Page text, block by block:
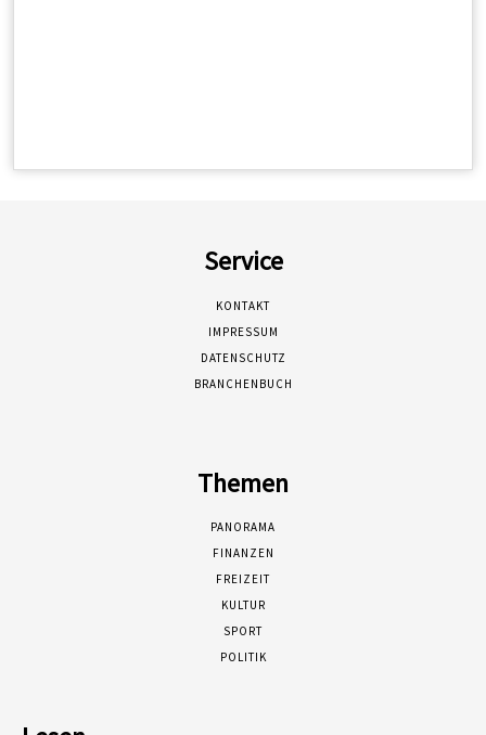
Service
KONTAKT
IMPRESSUM
DATENSCHUTZ
BRANCHENBUCH
Themen
PANORAMA
FINANZEN
FREIZEIT
KULTUR
SPORT
POLITIK